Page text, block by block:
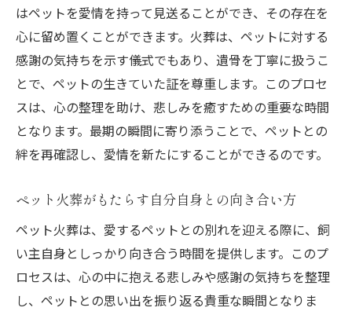
はペットを愛情を持って見送ることができ、その存在を
心に留め置くことができます。火葬は、ペットに対する
感謝の気持ちを示す儀式でもあり、遺骨を丁寧に扱うこ
とで、ペットの生きていた証を尊重します。このプロセ
スは、心の整理を助け、悲しみを癒すための重要な時間
となります。最期の瞬間に寄り添うことで、ペットとの
絆を再確認し、愛情を新たにすることができるのです。
ペット火葬がもたらす自分自身との向き合い方
ペット火葬は、愛するペットとの別れを迎える際に、飼
い主自身としっかり向き合う時間を提供します。このプ
ロセスは、心の中に抱える悲しみや感謝の気持ちを整理
し、ペットとの思い出を振り返る貴重な瞬間となりま